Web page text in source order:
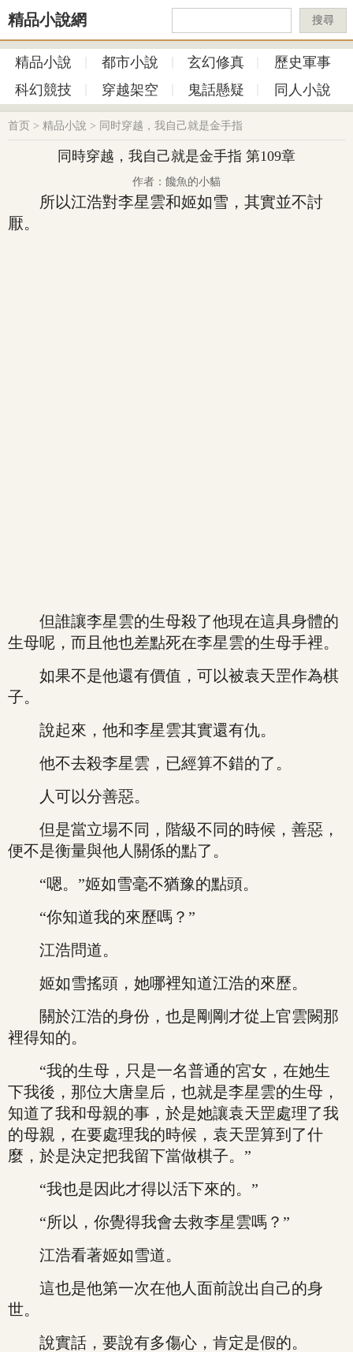
精品小說網 搜尋
精品小說 都市小說 玄幻修真
歷史軍事
科幻競技
穿越架空 鬼話懸疑 同人小說
首页 > 精品小說 > 同时穿越，我自己就是金手指
同時穿越，我自己就是金手指 第109章
作者：饞魚的小貓
所以江浩對李星雲和姬如雪，其實並不討
厭。
但誰讓李星雲的生母殺了他現在這具身體的
生母呢，而且他也差點死在李星雲的生母手裡。
如果不是他還有價值，可以被袁天罡作為棋
子。
說起來，他和李星雲其實還有仇。
他不去殺李星雲，已經算不錯的了。
人可以分善惡。
但是當立場不同，階級不同的時候，善惡，
便不是衡量與他人關係的點了。
“嗯。”姬如雪毫不猶豫的點頭。
“你知道我的來歷嗎？”
江浩問道。
姬如雪搖頭，她哪裡知道江浩的來歷。
關於江浩的身份，也是剛剛才從上官雲闕那
裡得知的。
“我的生母，只是一名普通的宮女，在她生
下我後，那位大唐皇后，也就是李星雲的生母，
知道了我和母親的事，於是她讓袁天罡處理了我
的母親，在要處理我的時候，袁天罡算到了什
麼，於是決定把我留下當做棋子。”
“我也是因此才得以活下來的。”
“所以，你覺得我會去救李星雲嗎？”
江浩看著姬如雪道。
這也是他第一次在他人面前說出自己的身
世。
說實話，要說有多傷心，肯定是假的。